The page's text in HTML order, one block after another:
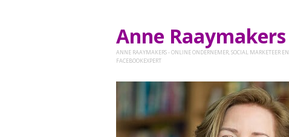
Anne Raaymakers
ANNE RAAYMAKERS - ONLINE ONDERNEMER, SOCIAL MARKETEER EN
FACEBOOKEXPERT